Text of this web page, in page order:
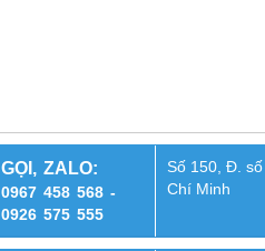
GỌI, ZALO:
0967 458 568 -
0926 575 555
Số 150, Đ.
Chí Minh